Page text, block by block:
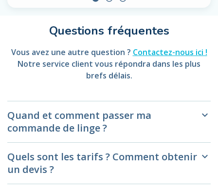
Questions fréquentes
Vous avez une autre question ? Contactez-nous ici !
Notre service client vous répondra dans les plus
brefs délais.
Quand et comment passer ma
commande de linge ?
keyboard_arrow_down
Quels sont les tarifs ? Comment obtenir
un devis ?
keyboard_arrow_down